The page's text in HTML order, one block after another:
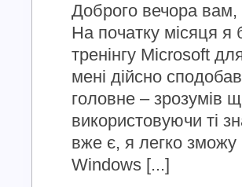
Доброго вечора вам,
На початку місяця я
тренінгу Microsoft
мені дійсно
головне – зрозумів
використовуючи ті
вже є, я легко зможу
Windows [...]